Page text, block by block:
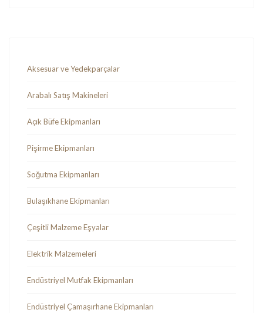
Aksesuar ve Yedekparçalar
Arabalı Satış Makineleri
Açık Büfe Ekipmanları
Pişirme Ekipmanları
Soğutma Ekipmanları
Bulaşıkhane Ekipmanları
Çeşitli Malzeme Eşyalar
Elektrik Malzemeleri
Endüstriyel Mutfak Ekipmanları
Endüstriyel Çamaşırhane Ekipmanları